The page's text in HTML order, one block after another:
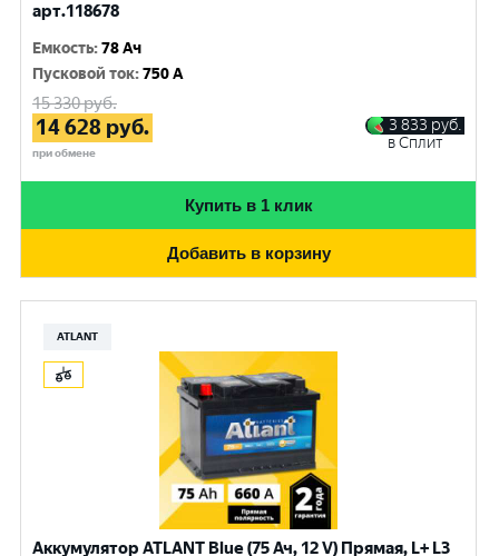
арт.118678
Емкость:78 Ач
Пусковой ток:750 A
15 330руб.
14 628 руб.
при обмене
3 833 руб.
в Сплит
Купить в 1 клик
Добавить в корзину
ATLANT
Аккумулятор ATLANT Blue (75 Ач, 12 V) Прямая, L+ L3